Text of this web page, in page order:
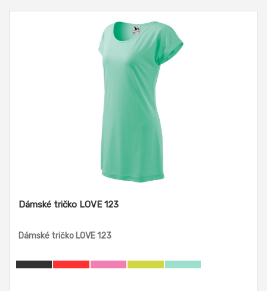
Dámské tričko LOVE 123
Dámské tričko LOVE 123